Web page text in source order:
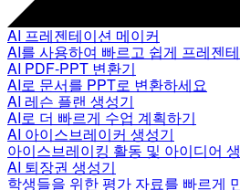
AI 프레젠테이션 메이커
AI를 사용하여 빠르고 쉽게 프레젠
AI PDF-PPT 변환기
AI로 문서를 PPT로 변환하세요
AI 레슨 플랜 생성기
AI로 더 빠르게 수업 계획하기
AI 아이스브레이커 생성기
아이스브레이킹 활동 및 아이디어
AI 퇴장권 생성기
학생들을 위한 평가 자료를 빠르게